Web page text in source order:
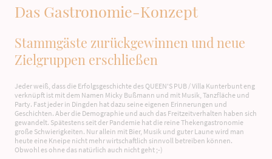
Das Gastronomie-Konzept
Stammgäste zurückgewinnen und neue
Zielgruppen erschließen
Jeder weiß, dass die Erfolgsgeschichte des QUEEN'S PUB / Villa Kunterbunt eng
verknüpft ist mit dem Namen Micky Bußmann und mit Musik, Tanzfläche und
Party. Fast jeder in Dingden hat dazu seine eigenen Erinnerungen und
Geschichten. Aber die Demographie und auch das Freitzeitverhalten haben sich
gewandelt. Spätestens seit der Pandemie hat die reine Thekengastronomie
große Schwierigkeiten. Nur allein mit Bier, Musik und guter Laune wird man
heute eine Kneipe nicht mehr wirtschaftlich sinnvoll betreiben können.
Obwohl es ohne das natürlich auch nicht geht ;-)